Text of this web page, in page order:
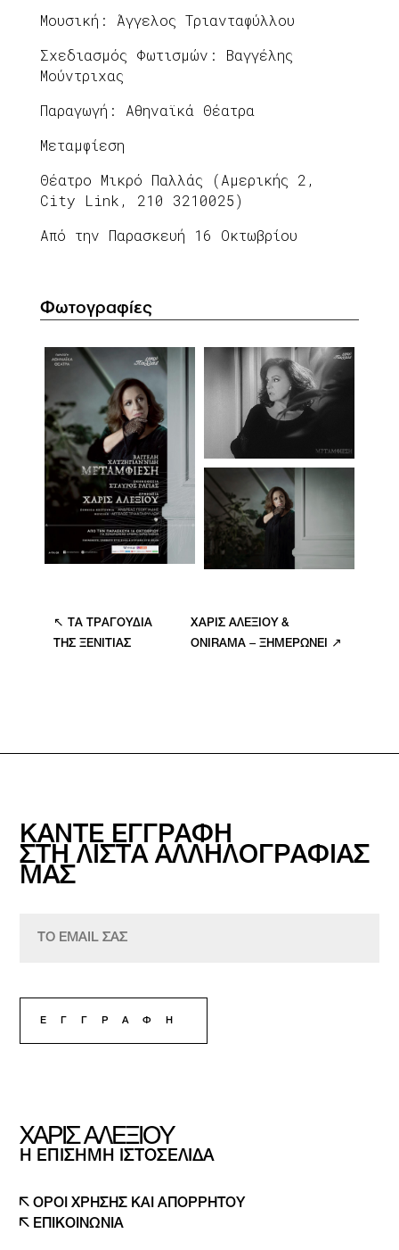
Μουσική: Άγγελος Τριανταφύλλου
Σχεδιασμός Φωτισμών: Βαγγέλης
Μούντριχας
Παραγωγή: Αθηναϊκά Θέατρα
Μεταμφίεση
Θέατρο Μικρό Παλλάς (Αμερικής 2,
City Link, 210 3210025)
Από την Παρασκευή 16 Οκτωβρίου
Φωτογραφίες
↖ ΤΑ ΤΡΑΓΟΥΔΙΑ
ΤΗΣ ΞΕΝΙΤΙΑΣ
ΧΑΡΙΣ ΑΛΕΞΙΟΥ &
ONIRAMA – ΞΗΜΕΡΩΝΕΙ ↗
ΚΑΝΤΕ ΕΓΓΡΑΦΗ
ΣΤΗ ΛΙΣΤΑ ΑΛΛΗΛΟΓΡΑΦΙΑΣ
ΜΑΣ
ΧΑΡΙΣ ΑΛΕΞΙΟΥ
Η ΕΠΙΣΗΜΗ ΙΣΤΟΣΕΛΙΔΑ
ΟΡΟΙ ΧΡΗΣΗΣ ΚΑΙ ΑΠΟΡΡΗΤΟΥ
ΕΠΙΚΟΙΝΩΝΙΑ